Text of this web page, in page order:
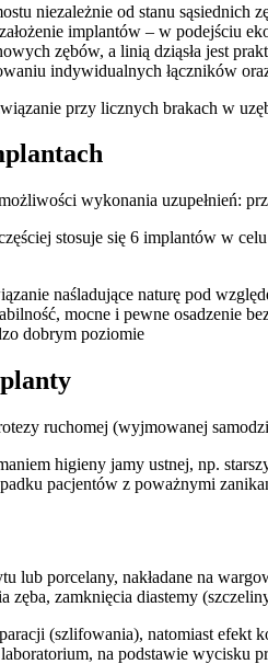
niezależnie od stanu
implantów – w podejściu
zębów, a linią dziąsła jest
indywidualnych łączników
przy licznych brakach w
wykonania uzupełnień:
stosuje się 6 implantów w
naśladujące naturę pod
mocne i pewne
dobrym poziomie
ruchomej (wyjmowanej
higieny jamy ustnej, np.
pacjentów z poważnymi
lub porcelany, nakładane na
zęba, zamknięcia diastemy
(szlifowania), natomiast efekt
na podstawie wycisku